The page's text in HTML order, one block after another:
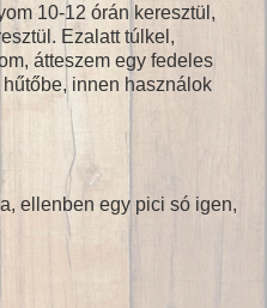
10-12 órán keresztül,
Ezalatt túlkel,
átteszem egy fedeles
innen használok
ellenben egy pici só igen,